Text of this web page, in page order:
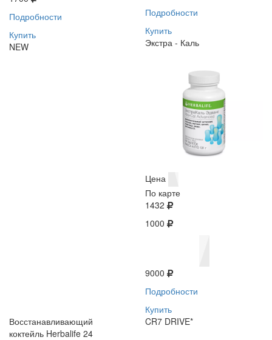
Подробности
Купить
NEW
Подробности
Купить
Экстра - Каль
Цена
По карте
1432
1000
9000
Подробности
Купить
Восстанавливающий
коктейль Herbalife 24
CR7 DRIVE*